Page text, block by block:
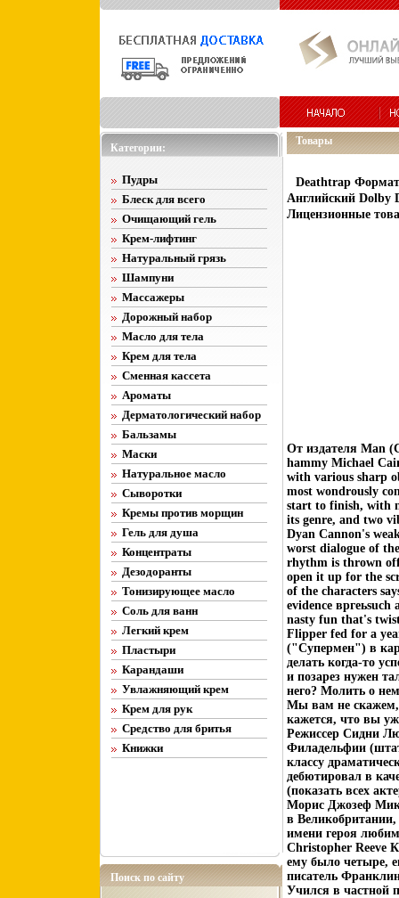
Категории:
Пудры
Блеск для всего
Очищающий гель
Крем-лифтинг
Натуральный грязь
Шампуни
Массажеры
Дорожный набор
Масло для тела
Крем для тела
Сменная кассета
Ароматы
Дерматологический набор
Бальзамы
Маски
Натуральное масло
Сыворотки
Кремы против морщин
Гель для душа
Концентраты
Дезодоранты
Тонизирующее масло
Соль для ванн
Легкий крем
Пластыри
Карандаши
Увлажняющий крем
Крем для рук
Средство для бритья
Книжки
Поиск по сайту
Товары
Deathtrap
Английский Dolby
Лицензионные
От издателя Man
hammy Michael
with various sharp
most wondrously
start to finish, with
its genre, and two
Dyan Cannon's
worst dialogue of
rhythm is thrown
open it up for the
of the characters
evidence
nasty fun that's
Flipper fed for a
("Супермен") в
делать когда-то
и позарез нужен
него? Молить о
Мы вам не скажем,
кажется, что вы
Режиссер Сидни
Филадельфии
классу
дебютировал в
(показать всех
Морис Джозеф
в
имени героя
Christopher Reeve
ему было четыре,
писатель
Учился в частной